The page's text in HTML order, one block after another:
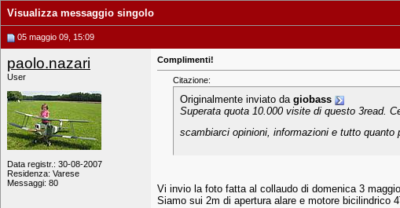
Visualizza messaggio singolo
05 maggio 09, 15:09
paolo.nazari
User
Data registr.: 30-08-2007
Residenza: Varese
Messaggi: 80
Complimenti!
Citazione:
Originalmente inviato da giobass
Superata quota 10.000 visite di questo 3read.
scambiarci opinioni, informazioni e tutto
Vi invio la foto fatta al collaudo di domenica 3
Siamo sui 2m di apertura alare e motore bicilindrico